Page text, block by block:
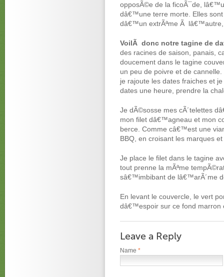
opposÃ©e de la ficoÃ¯de,
dâ€™une terre morte. Elles
dâ€™un extrÃªme Ã lâ€™autre,
VoilÃ donc notre tagine de
des racines de saison, panais,
doucement dans le tagine
un peu de poivre et de
je rajoute les dates fraiches et
dates une heure, prendre la
Je dÃ©sosse mes cÃ´telettes
mon filet dâ€™agneau et mon
berce. Comme câ€™est une
BBQ, en croisant les marques
Je place le filet dans le tagine
tout prenne la mÃªme
sâ€™imbibant de lâ€™arÃ´me
En levant le couvercle, le vert
dâ€™espoir sur ce fond marron
Leave a Reply
Name *